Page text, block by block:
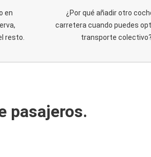
en
resto.
¿Por qué añadir otro
carretera cuando puedes
transporte colectivo?
pasajeros.